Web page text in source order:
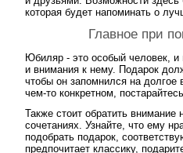
которая будет напоминать о
Главное при
Юбиляр - это особый человек,
и внимания к нему. Подарок
чтобы он запомнился на
чем-то конкретном,
Также стоит обратить внимание
сочетаниях. Узнайте, что ему
подобрать подарок,
предпочитает классику,